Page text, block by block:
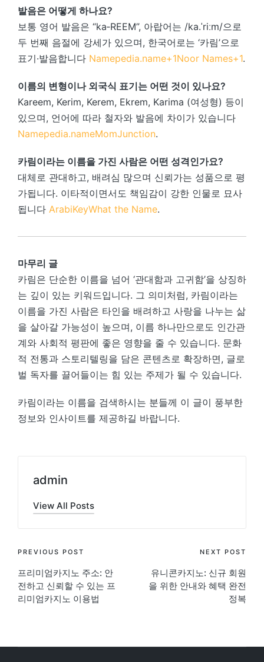
발음은 어떻게 하나요?
보통 영어 발음은 “ka‑REEM”, 아랍어는 /ka.ˈriːm/으로
두 번째 음절에 강세가 있으며, 한국어로는 ‘카림’으로
표기·발음합니다 Namepedia.name+1Noor Names+1.
이름의 변형이나 외국식 표기는 어떤 것이 있나요?
Kareem, Kerim, Kerem, Ekrem, Karima (여성형) 등이
있으며, 언어에 따라 철자와 발음에 차이가 있습니다
Namepedia.nameMomJunction.
카림이라는 이름을 가진 사람은 어떤 성격인가요?
대체로 관대하고, 배려심 많으며 신뢰가는 성품으로 평
가됩니다. 이타적이면서도 책임감이 강한 인물로 묘사
됩니다 ArabiKeyWhat the Name.
마무리 글
카림은 단순한 이름을 넘어 ‘관대함과 고귀함’을 상징하
는 깊이 있는 키워드입니다. 그 의미처럼, 카림이라는
이름을 가진 사람은 타인을 배려하고 사랑을 나누는 삶
을 살아갈 가능성이 높으며, 이름 하나만으로도 인간관
계와 사회적 평판에 좋은 영향을 줄 수 있습니다. 문화
적 전통과 스토리텔링을 담은 콘텐츠로 확장하면, 글로
벌 독자를 끌어들이는 힘 있는 주제가 될 수 있습니다.
카림이라는 이름을 검색하시는 분들께 이 글이 풍부한
정보와 인사이트를 제공하길 바랍니다.
admin
View All Posts
Post
navigation
PREVIOUS POST
프리미엄카지노 주소: 안
전하고 신뢰할 수 있는 프
리미엄카지노 이용법
NEXT POST
유니콘카지노: 신규 회원
을 위한 안내와 혜택 완전
정복